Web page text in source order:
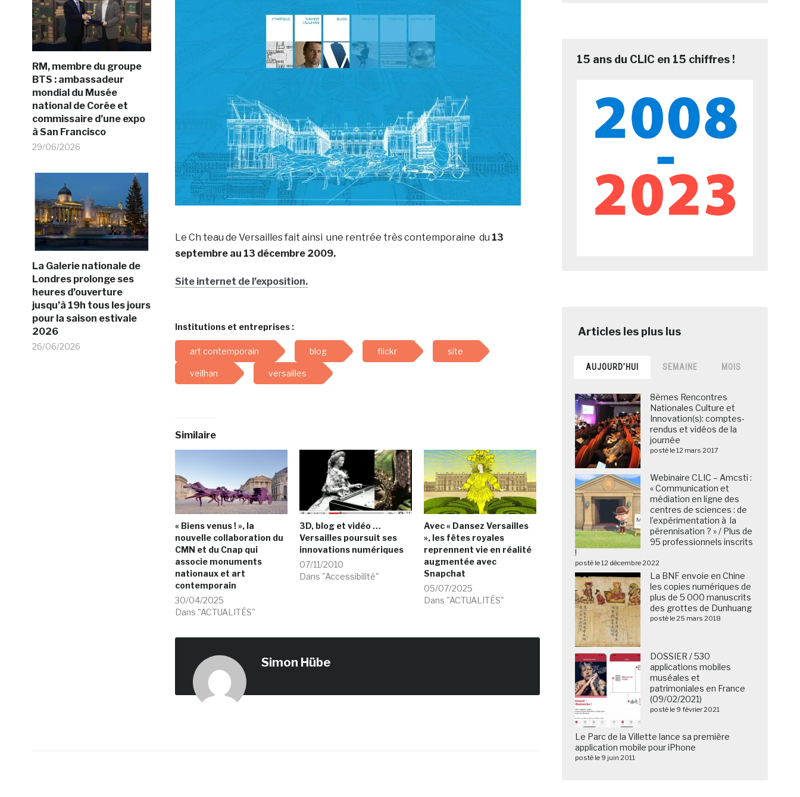
RM, membre du groupe
BTS : ambassadeur
mondial du Musée
national de Corée et
commissaire d’une expo
à San Francisco
29/06/2026
La Galerie nationale de
Londres prolonge ses
heures d’ouverture
jusqu’à 19h tous les jours
pour la saison estivale
2026
26/06/2026
Le Ch teau de Versailles fait ainsi une rentrée très contemporaine du 13
septembre au 13 décembre 2009.
Site internet de l’exposition.
Institutions et entreprises :
art contemporain blog flickr site
veilhan versailles
Similaire
« Biens venus ! », la
nouvelle collaboration du
CMN et du Cnap qui
associe monuments
nationaux et art
contemporain
30/04/2025
Dans "ACTUALITÉS"
3D, blog et vidéo …
Versailles poursuit ses
innovations numériques
07/11/2010
Dans "Accessibilité"
Avec « Dansez Versailles
», les fêtes royales
reprennent vie en réalité
augmentée avec
Snapchat
05/07/2025
Dans "ACTUALITÉS"
Simon Hübe
15 ans du CLIC en 15 chiffres !
AUJOURD’HUI SEMAINE MOIS
8èmes Rencontres
Nationales Culture et
Innovation(s): comptes-
rendus et vidéos de la
journée
posté le 12 mars 2017
Webinaire CLIC – Amcsti :
« Communication et
médiation en ligne des
centres de sciences : de
l’expérimentation à la
pérennisation ? » / Plus de
95 professionnels inscrits
!
posté le 12 décembre 2022
La BNF envoie en Chine
les copies numériques de
plus de 5 000 manuscrits
des grottes de Dunhuang
posté le 25 mars 2018
DOSSIER / 530
applications mobiles
muséales et
patrimoniales en France
(09/02/2021)
posté le 9 février 2021
Le Parc de la Villette lance sa première
application mobile pour iPhone
posté le 9 juin 2011